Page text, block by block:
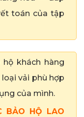
toán của tập
khách hàng
vải phù hợp
của mình.
BẢO HỘ LAO